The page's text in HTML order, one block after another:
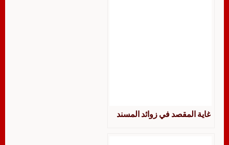
غاية المقصد في زوائد المسند